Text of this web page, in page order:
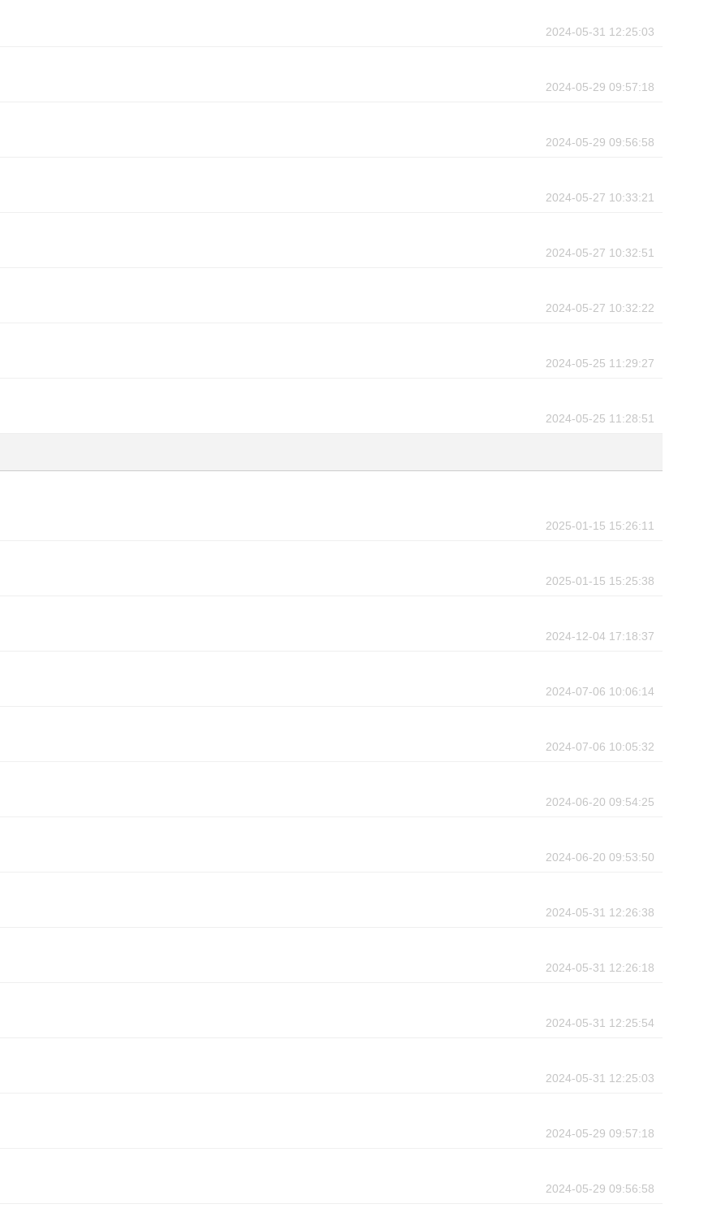
2024-05-31 12:25:03
2024-05-29 09:57:18
2024-05-29 09:56:58
2024-05-27 10:33:21
2024-05-27 10:32:51
2024-05-27 10:32:22
2024-05-25 11:29:27
2024-05-25 11:28:51
2025-01-15 15:26:11
2025-01-15 15:25:38
2024-12-04 17:18:37
2024-07-06 10:06:14
2024-07-06 10:05:32
2024-06-20 09:54:25
2024-06-20 09:53:50
2024-05-31 12:26:38
2024-05-31 12:26:18
2024-05-31 12:25:54
2024-05-31 12:25:03
2024-05-29 09:57:18
2024-05-29 09:56:58